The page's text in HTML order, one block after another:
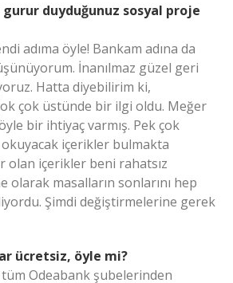
duyduğunuz sosyal proje
adıma öyle! Bankam adına da
İnanılmaz güzel geri
Hatta diyebilirim ki,
çok üstünde bir ilgi oldu. Meğer
bir ihtiyaç varmış. Pek çok
okuyacak içerikler bulmakta
olan içerikler beni rahatsız
olarak masalların sonlarını hep
Şimdi değiştirmelerine gerek
ücretsiz, öyle mi?
tüm Odeabank şubelerinden